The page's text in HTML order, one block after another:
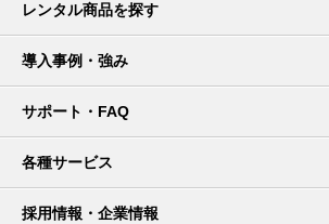
レンタル商品を探す
導入事例・強み
サポート・FAQ
各種サービス
採用情報・企業情報